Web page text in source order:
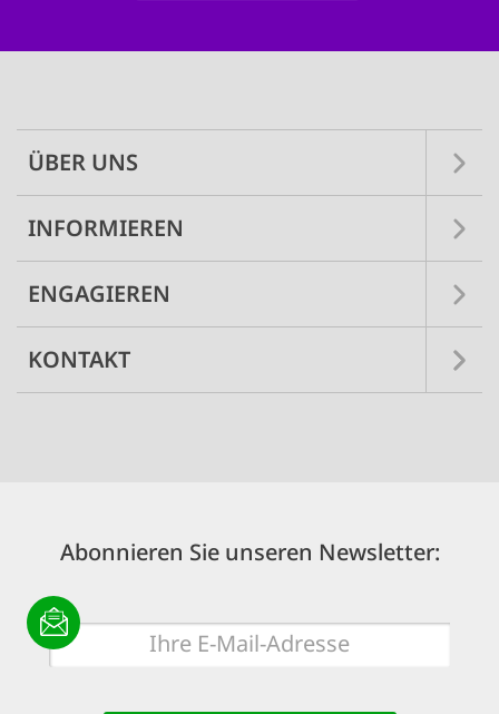
ÜBER UNS
INFORMIEREN
ENGAGIEREN
KONTAKT
Abonnieren Sie unseren Newsletter:
E-
Mail